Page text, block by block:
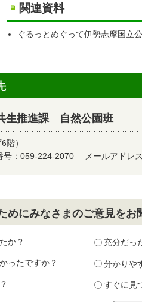
関連資料
ぐるっとめぐって伊勢志摩国立
推進課 自然公園班
階）
号：059-224-2070 メールアドレス
めにみなさまのご意見をお
か？ 充分だっ
ったですか？ 分かりや
すぐに見